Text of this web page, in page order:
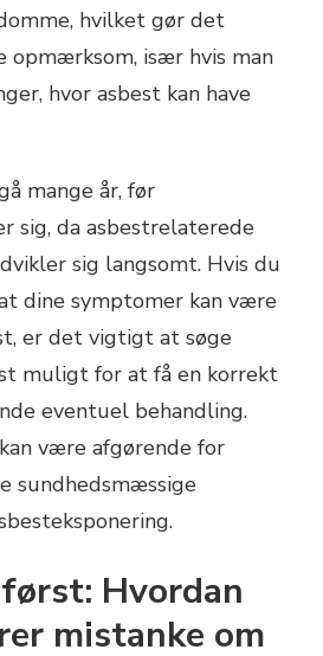
hvilket gør det
opmærksom, især hvis man
hvor asbest kan have
mange år, før
sig, da asbestrelaterede
sig langsomt. Hvis du
dine symptomer kan være
er det vigtigt at søge
muligt for at få en korrekt
eventuel behandling.
være afgørende for
sundhedsmæssige
Hvordan
mistanke om